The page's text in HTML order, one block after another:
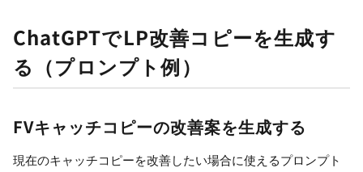
ChatGPTでLP改善コピーを生成す
る（プロンプト例）
FVキャッチコピーの改善案を生成する
現在のキャッチコピーを改善したい場合に使えるプロンプト